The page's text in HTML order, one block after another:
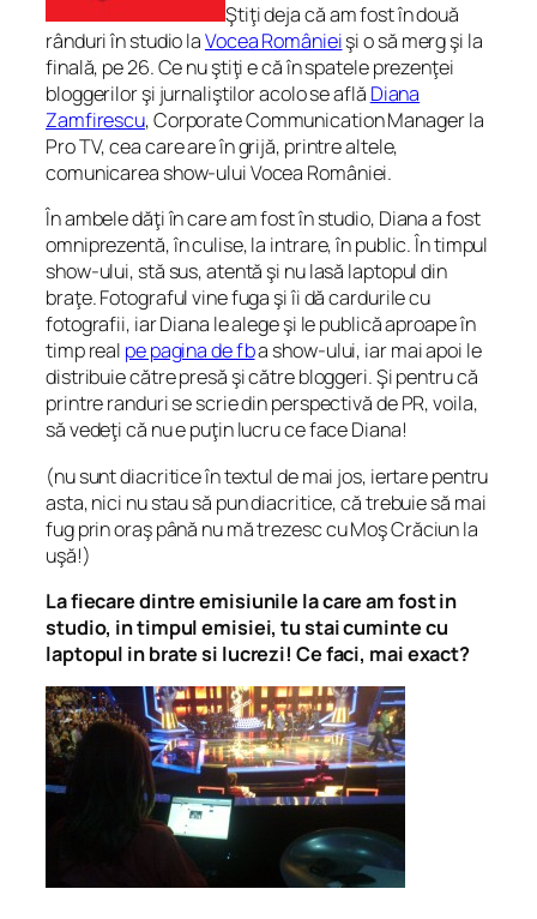
Ştiţi deja că am fost în două
rânduri în studio laVocea Românieişi o să merg şi la
finală, pe 26. Ce nu ştiţi e că în spatele prezenţei
bloggerilor şi jurnaliştilor acolo se află Diana
Zamfirescu, Corporate Communication Manager la
Pro TV, cea care are în grijă, printre altele,
comunicarea show-ului Vocea României.
În ambele dăţi în care am fost în studio, Diana a fost
omniprezentă, în culise, la intrare, în public. În timpul
show-ului, stă sus, atentă şi nu lasă laptopul din
braţe. Fotograful vine fuga şi îi dă cardurile cu
fotografii, iar Diana le alege şi le publică aproape în
timp real pe pagina de fba show-ului, iar mai apoi le
distribuie către presă şi către bloggeri. Şi pentru că
printre randuri se scrie din perspectivă de PR, voila,
să vedeţi că nu e puţin lucru ce face Diana!
(nu sunt diacritice în textul de mai jos, iertare pentru
asta, nici nu stau să pun diacritice, că trebuie să mai
fug prin oraş până nu mă trezesc cu Moş Crăciun la
uşă!)
La fiecare dintre emisiunile la care am fost in
studio, in timpul emisiei, tu stai cuminte cu
laptopul in brate si lucrezi! Ce faci, mai exact?